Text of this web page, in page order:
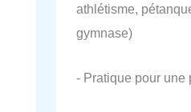
athlétisme,
gymnase)
- Pratique pour une